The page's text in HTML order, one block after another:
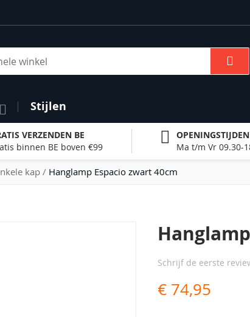
Stijlen
VERZENDEN BE
binnen BE boven €99
OPENINGSTIJDEN
Ma t/m Vr 09.30-
kap Hanglamp Espacio zwart 40cm
Schrijf de eerste
€ 74,95